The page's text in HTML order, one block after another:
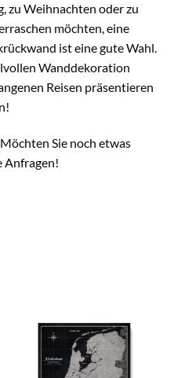
zu Weihnachten oder zu
möchten, eine
ist eine gute Wahl.
Wanddekoration
Reisen präsentieren
Sie noch etwas
Anfragen!